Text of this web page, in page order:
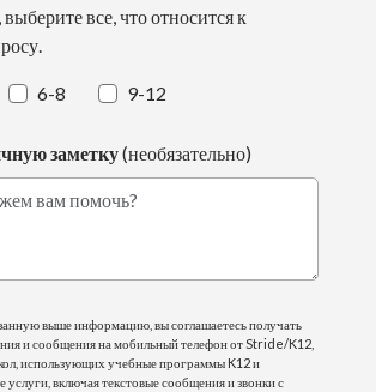
все, что относится к
6-8 9-12
заметку(необязательно)
вам помочь?
выше информацию, вы соглашаетесь получать
и сообщения на мобильный телефон от Stride/K12,
использующих учебные программы K12 и
услуги, включая текстовые сообщения и звонки с